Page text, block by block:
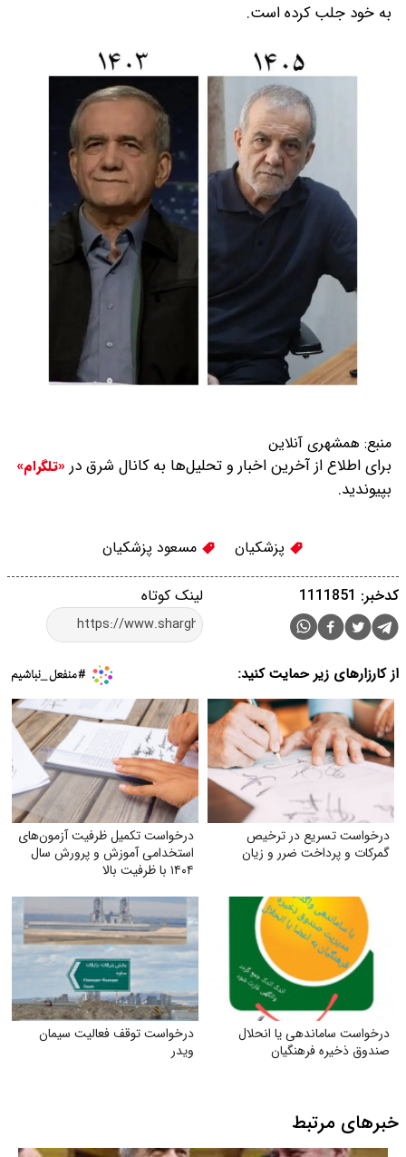
به خود جلب کرده است.
منبع: همشهری آنلاین
برای اطلاع از آخرین اخبار و تحلیل‌ها به کانال شرق در «تلگرام»
بپیوندید.
پزشکیان مسعود پزشكیان
لینک کوتاه کدخبر: 1111851
از کارزارهای زیر حمایت کنید:
درخواست تسریع در ترخیص
گمرکات و پرداخت ضرر و زیان
درخواست تکمیل ظرفیت آزمون‌های
استخدامی آموزش و پرورش سال
۱۴۰۴ با ظرفیت بالا
درخواست ساماندهی یا انحلال
صندوق ذخیره فرهنگیان
درخواست توقف فعالیت سیمان
ویدر
خبرهای مرتبط